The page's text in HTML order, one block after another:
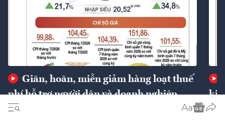
Giãn, hoãn, miễn giảm hàng loạt thuế
phí hỗ trợ người dân và doanh nghiệp